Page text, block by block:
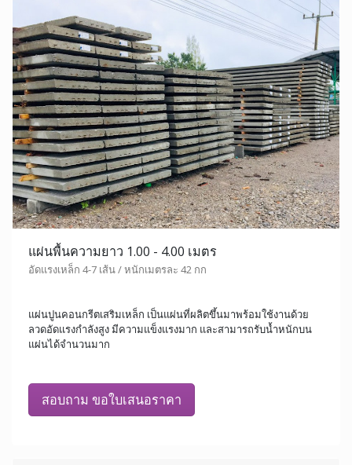
แผ่นพื้นความยาว 1.00 - 4.00 เมตร
อัดแรงเหล็ก 4-7 เส้น / หนักเมตรละ 42 กก
แผ่นปูนคอนกรีตเสริมเหล็ก เป็นแผ่นที่ผลิตขึ้นมาพร้อมใช้งานด้วย
ลวดอัดแรงกำลังสูง มีความแข็งแรงมาก และสามารถรับน้ำหนักบน
แผ่นได้จำนวนมาก
สอบถาม ขอใบเสนอราคา